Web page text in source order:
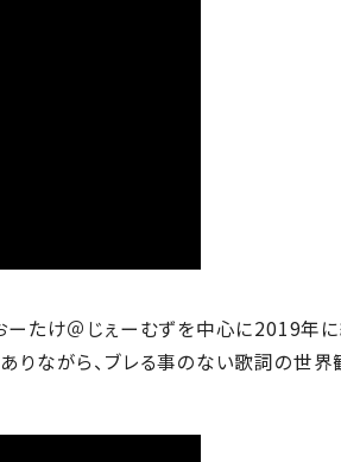
ーたけ＠じぇーむずを中心に2019年に
りながら、ブレる事のない歌詞の世